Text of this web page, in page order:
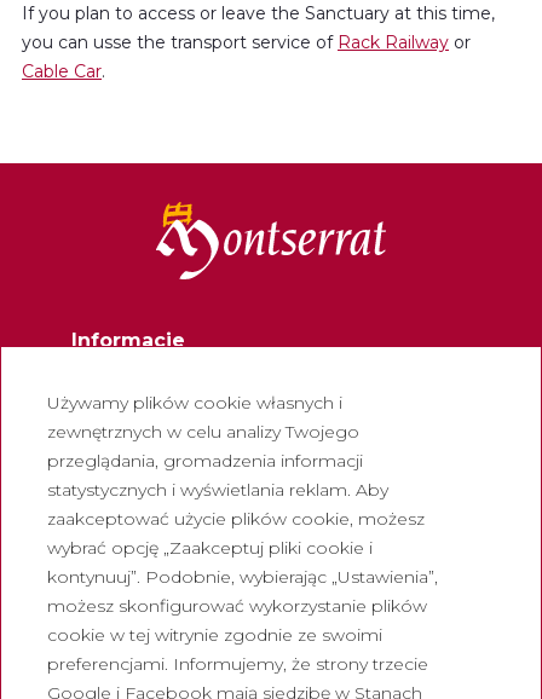
If you plan to access or leave the Sanctuary at this time,
you can usse the transport service of Rack Railway or
Cable Car.
Informacje
Biuletyn
Pracuj z nami
Często zadawane pytania
Turystyczny bilet wstępu
Prawny
Polityka prywatności
Polityka cookies
Używamy plików cookie własnych i
zewnętrznych w celu analizy Twojego
przeglądania, gromadzenia informacji
statystycznych i wyświetlania reklam. Aby
zaakceptować użycie plików cookie, możesz
wybrać opcję „Zaakceptuj pliki cookie i
kontynuuj”. Podobnie, wybierając „Ustawienia”,
możesz skonfigurować wykorzystanie plików
cookie w tej witrynie zgodnie ze swoimi
preferencjami. Informujemy, że strony trzecie
Google i Facebook mają siedzibę w Stanach